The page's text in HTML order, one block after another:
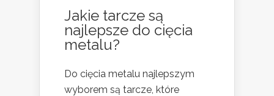
Jakie tarcze są
najlepsze do cięcia
metalu?
Do cięcia metalu najlepszym
wyborem są tarcze, które